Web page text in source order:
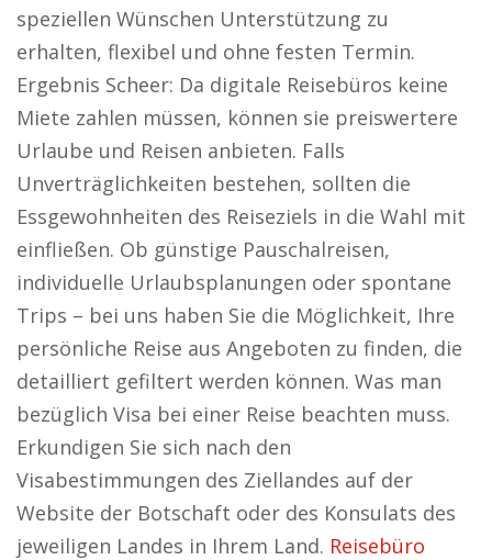
speziellen Wünschen Unterstützung zu
erhalten, flexibel und ohne festen Termin.
Ergebnis Scheer: Da digitale Reisebüros keine
Miete zahlen müssen, können sie preiswertere
Urlaube und Reisen anbieten. Falls
Unverträglichkeiten bestehen, sollten die
Essgewohnheiten des Reiseziels in die Wahl mit
einfließen. Ob günstige Pauschalreisen,
individuelle Urlaubsplanungen oder spontane
Trips – bei uns haben Sie die Möglichkeit, Ihre
persönliche Reise aus Angeboten zu finden, die
detailliert gefiltert werden können. Was man
bezüglich Visa bei einer Reise beachten muss.
Erkundigen Sie sich nach den
Visabestimmungen des Ziellandes auf der
Website der Botschaft oder des Konsulats des
jeweiligen Landes in Ihrem Land. Reisebüro